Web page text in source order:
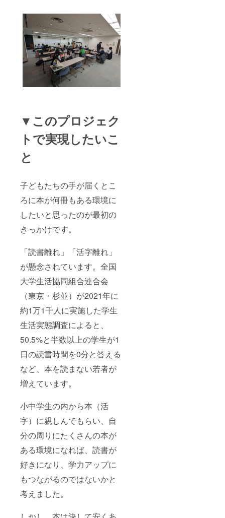
▼このプロジェク
トで実現したいこ
と
子どもたちの手が届くとこ
ろに本が何冊もある環境に
したいと思ったのが最初の
きっかけです。
「読書離れ」「活字離れ」
が懸念されています。全国
大学生活協同組合連合会
（東京・杉並）が2021年に
約1万1千人に実施した学生
生活実態調査によると、
50.5%と半数以上の学生が1
日の読書時間を0分と答える
など、本を読まない若者が
増えています。
小中学生の内から本（活
字）に親しんでもらい、自
分の周りにたくさんの本が
ある環境になれば、読書が
好きになり、学力アップに
もつながるのではないかと
考えました。